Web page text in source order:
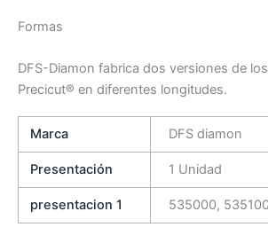
Formas
DFS-Diamon fabrica dos versiones de
Precicut® en diferentes longitudes.
Marca DFS diamon
Presentación 1 Unidad
presentacion 1 535000,